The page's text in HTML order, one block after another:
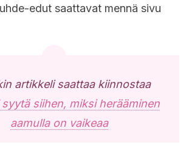
edut saattavat mennä sivu
artikkeli saattaa kiinnostaa
syytä siihen, miksi herääminen
aamulla on vaikeaa